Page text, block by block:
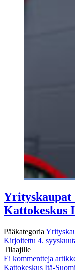
Yrityskaupat
Kattokeskus
Pääkategoria
Kirjoitettu 4.
Tilaajille
Ei kommentteja
Kattokeskus Itä-Suomi